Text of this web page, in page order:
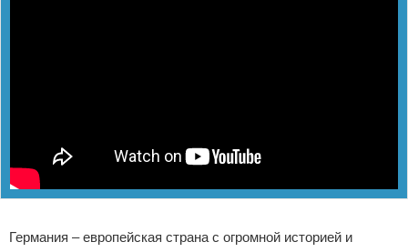
Германия – европейская страна с огромной историей и